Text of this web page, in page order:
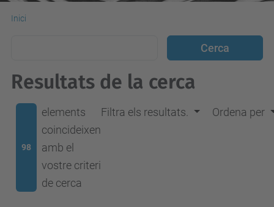
Inici
Resultats de la cerca
98
elements
coincideixen
amb el
vostre criteri
de cerca
Filtra els resultats. Ordena per